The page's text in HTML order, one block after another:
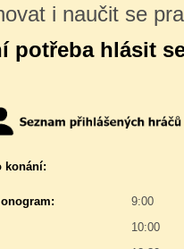
i naučit se
potřeba hlásit
konání:
9:00
10:00